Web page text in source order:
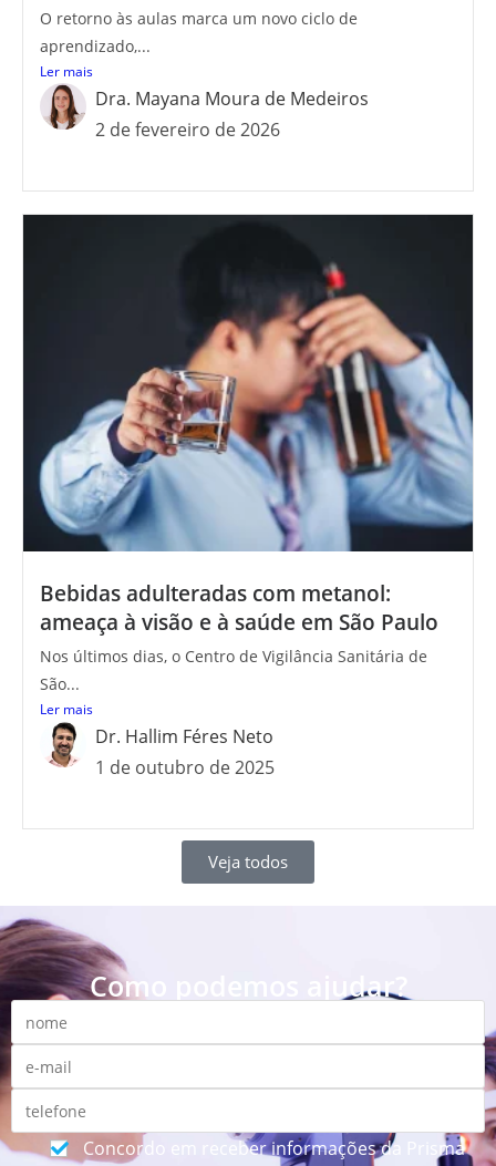
O retorno às aulas marca um novo ciclo de
aprendizado,...
Ler mais
Dra. Mayana Moura de Medeiros
2 de fevereiro de 2026
Bebidas adulteradas com metanol:
ameaça à visão e à saúde em São Paulo
Nos últimos dias, o Centro de Vigilância Sanitária de
São...
Ler mais
Dr. Hallim Féres Neto
1 de outubro de 2025
Veja todos
Como podemos ajudar?
Concordo em receber informações da Prisma